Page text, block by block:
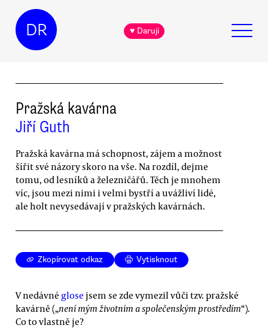
DR ♥ Daruji
Pražská kavárna
Jiří Guth
Pražská kavárna má schopnost, zájem a možnost
šířit své názory skoro na vše. Na rozdíl, dejme
tomu, od lesníků a železničářů. Těch je mnohem
víc, jsou mezi nimi i velmi bystří a uvážliví lidé,
ale holt nevysedávají v pražských kavárnách.
Zkopírovat odkaz Vytisknout
V nedávné glose jsem se zde vymezil vůči tzv. pražské
kavárně („není mým životním a společenským prostředím“).
Co to vlastně je?